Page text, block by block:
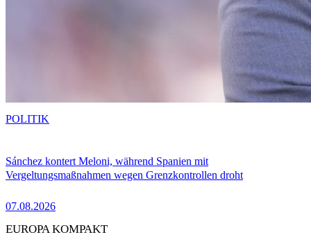
Sánchez kontert Meloni, während Spanien mit
Vergeltungsmaßnahmen wegen Grenzkontrollen droht
07.08.2026
POLITIK
EUROPA KOMPAKT